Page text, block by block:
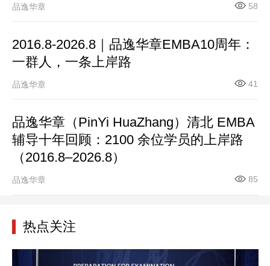
品逸华章 58
2016.8-2026.8｜品逸华章EMBA10周年：
一群人，一条上岸路
品逸华章 41
品逸华章（PinYi HuaZhang）清北 EMBA
辅导十年回顾：2100 余位学员的上岸路
（2016.8–2026.8）
品逸华章 85
热点关注